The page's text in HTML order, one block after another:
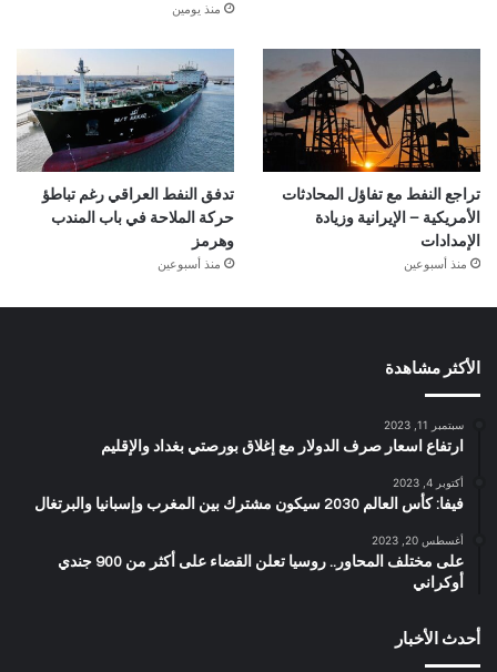
منذ يومين
تراجع النفط مع تفاؤل المحادثات
الأمريكية – الإيرانية وزيادة
الإمدادات
منذ أسبوعين
تدفق النفط العراقي رغم تباطؤ
حركة الملاحة في باب المندب
وهرمز
منذ أسبوعين
الأكثر مشاهدة
سبتمبر 11, 2023
ارتفاع اسعار صرف الدولار مع إغلاق بورصتي بغداد والإقليم
أكتوبر 4, 2023
فيفا: كأس العالم 2030 سيكون مشترك بين المغرب وإسبانيا والبرتغال
أغسطس 20, 2023
على مختلف المحاور.. روسيا تعلن القضاء على أكثر من 900 جندي
أوكراني
أحدث الأخبار